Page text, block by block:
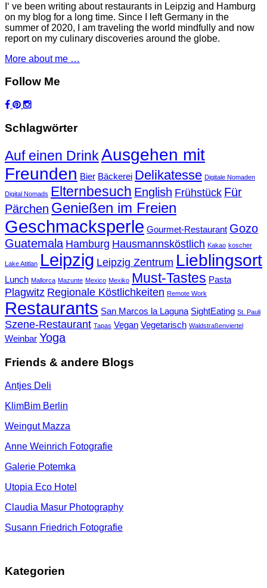
I‘ ve been writing about restaurants in Leipzig and Hamburg
on my blog for a long time. Since I left Germany in the
summer of 2020, I am traveling the world mindfully and now
report on my culinary discoveries around the globe.
More about me …
Follow Me
Schlagwörter
Auf einen DrinkAusgehen mit
Freunden Bier Bäckerei Delikatesse Digitale Nomaden
Digital Nomads Elternbesuch English Frühstück Für
Pärchen Genießen im Freien
Geschmacksperle Gourmet-Restaurant Gozo
Guatemala Hamburg Hausmannsköstlich Kakao koscher
Lake Atitlan Leipzig Leipzig Zentrum Lieblingsort
Lunch Mallorca Mazunte Mexico Mexiko Must-Tastes Pasta
Plagwitz Regionale Köstlichkeiten Remote Work
Restaurants San Marcos la Laguna SightEating St. Pauli
Szene-Restaurant Tapas Vegan Vegetarisch Waldstraßenviertel
Weinbar Yoga
Friends & andere Blogs
Antjes Deli
KlimBim Berlin
Weingut Mazza
Anne Weinrich Fotografie
Galerie Potemka
Utopia Eco Hotel
Claudia Masur Photography
Susann Friedrich Fotografie
Kategorien